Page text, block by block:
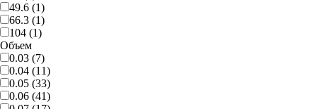
49.6 (1)
66.3 (1)
104 (1)
Объем
0.03 (7)
0.04 (11)
0.05 (33)
0.06 (41)